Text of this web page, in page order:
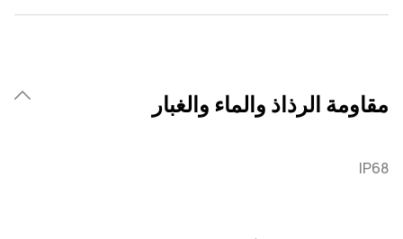
مقاومة الرذاذ والماء والغبار
IP68